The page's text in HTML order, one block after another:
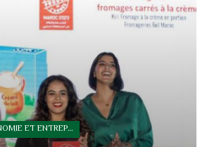
ECONOMIE ET ENTREPRISE